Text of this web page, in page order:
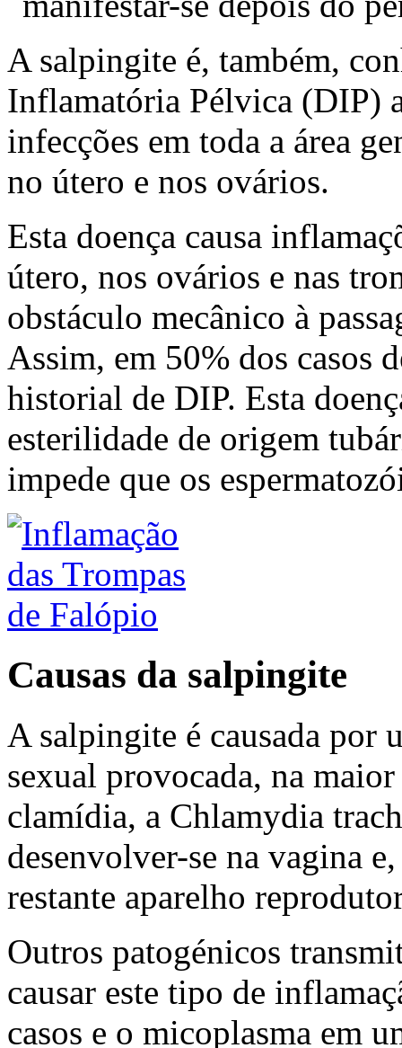
A salpingite é, também,
Inflamatória Pélvica (DIP)
infecções em toda a área
no útero e nos ovários.
Esta doença causa
útero, nos ovários e nas
obstáculo mecânico à
Assim, em 50% dos casos
historial de DIP. Esta
esterilidade de origem
impede que os
Causas da salpingite
A salpingite é causada por
sexual provocada, na
clamídia, a Chlamydia
desenvolver-se na vagina
restante aparelho
Outros patogénicos
causar este tipo de
casos e o micoplasma em